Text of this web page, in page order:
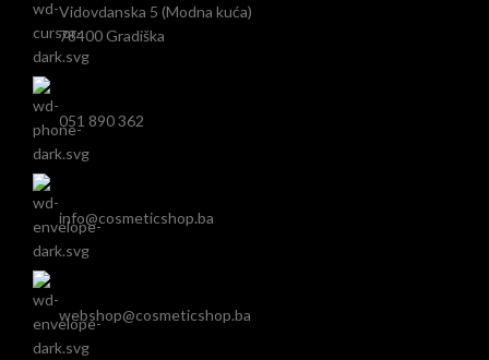
Vidovdanska 5 (Modna kuća)
78400 Gradiška
051 890 362
info@cosmeticshop.ba
webshop@cosmeticshop.ba